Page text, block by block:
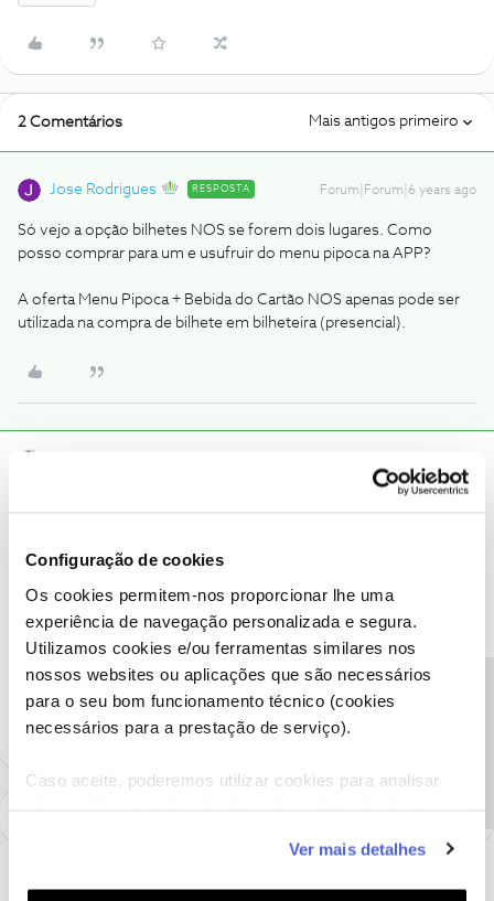
Configuração de cookies
Os cookies permitem-nos proporcionar lhe uma
experiência de navegação personalizada e segura.
Utilizamos cookies e/ou ferramentas similares nos
nossos websites ou aplicações que são necessários
para o seu bom funcionamento técnico (cookies
necessários para a prestação de serviço).
Caso aceite, poderemos utilizar cookies para analisar
funcionalidades (cookies de personalização e
funcionalidade) e adaptar anúncios aos seus interesses
Ver mais detalhes
2 Comentários Mais antigos primeiro
Jose Rodrigues RESPOSTA Forum|Forum|6 years ago
Só vejo a opção bilhetes NOS se forem dois lugares. Como
posso comprar para um e usufruir do menu pipoca na APP?
A oferta Menu Pipoca + Bebida do Cartão NOS apenas pode ser
utilizada na compra de bilhete em bilheteira (presencial).
Ajude outros utilizadores marcando a resposta como "Melhor
resposta".
Ajude a comunidade a encontrar informação relevante. Marque
como "Melhor Resposta" e faça "Like" nos melhores comentários.